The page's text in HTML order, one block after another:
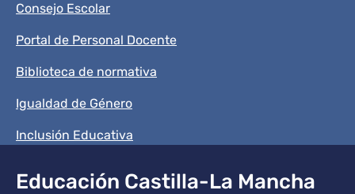
Consejo Escolar
Portal de Personal Docente
Biblioteca de normativa
Igualdad de Género
Inclusión Educativa
Educación Castilla-La Mancha